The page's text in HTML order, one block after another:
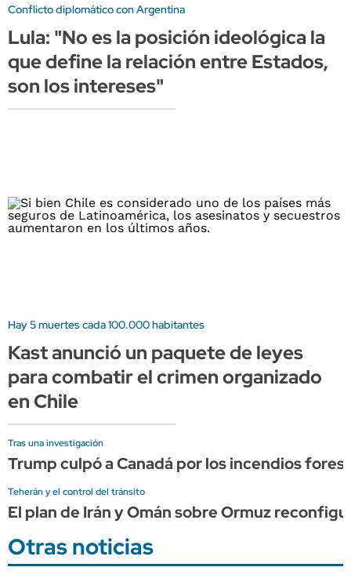
Conflicto diplomático con Argentina
Lula: "No es la posición ideológica la
que define la relación entre Estados,
son los intereses"
Hay 5 muertes cada 100.000 habitantes
Kast anunció un paquete de leyes
para combatir el crimen organizado
en Chile
Tras una investigación
Trump culpó a Canadá por los incendios
Teherán y el control del tránsito
El plan de Irán y Omán sobre Ormuz
Otras noticias